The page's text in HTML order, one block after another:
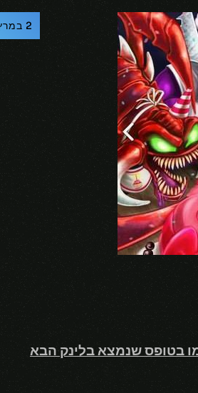
2 במרץ 2017
בטופס שנמצא בלינק הבא